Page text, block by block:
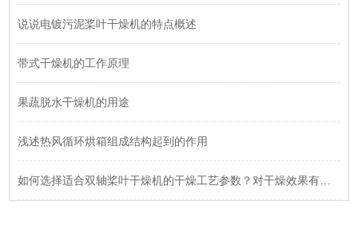
说说电镀污泥桨叶干燥机的特点概述
带式干燥机的工作原理
果蔬脱水干燥机的用途
浅述热风循环烘箱组成结构起到的作用
如何选择适合双轴桨叶干燥机的干燥工艺参数？对干燥效果有何影响？